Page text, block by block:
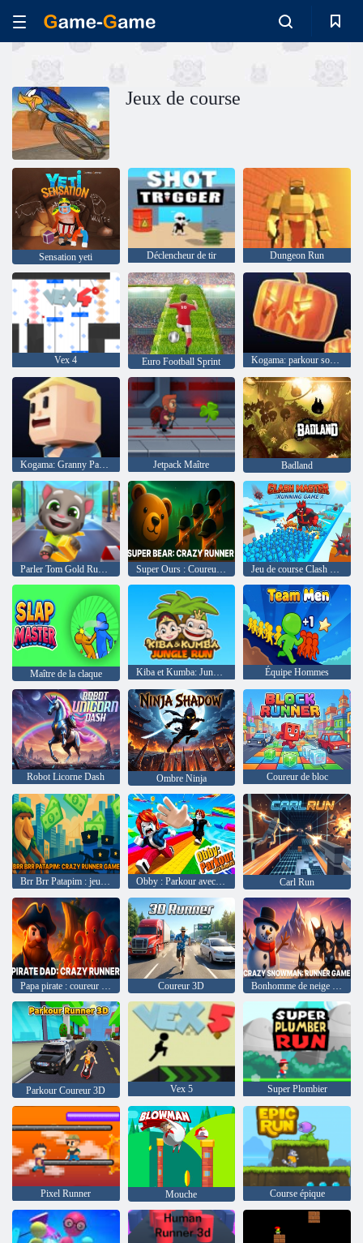
Jeux de course
Sensation yeti Déclencheur de tir Dungeon Run
Vex 4 Euro Football Sprint Kogama: parkour sombre
Kogama: Granny Parkour Jetpack Maître Badland
Parler Tom Gold Run en ligne Super Ours : Coureur fou Jeu de course Clash Master
Maître de la claque Kiba et Kumba: Jungle Run Équipe Hommes
Robot Licorne Dash Ombre Ninja Coureur de bloc
Brr Brr Patapim : jeu de coureur fou Obby : Parkour avec Ragdoll Carl Run
Papa pirate : coureur fou Coureur 3D Bonhomme de neige fou : jeu de coureur
Parkour Coureur 3D Vex 5 Super Plombier
Pixel Runner Mouche Course épique